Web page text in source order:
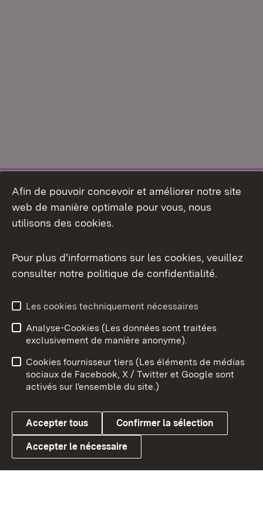
Aperçu des thèmes
Link zum Landesportal
Conseils d'utilisation
Confidentialité
Cookies
Afin de pouvoir concevoir et améliorer notre site
web de manière optimale pour vous, nous
utilisons des cookies.
Pour plus d'informations sur les cookies, veuillez
consulter notre politique de confidentialité.
Les cookies techniquement nécessaires
Analyse-Cookies (Les données sont traitées
exclusivement de manière anonyme).
Cookies fournisseur tiers (Les éléments de médias
sociaux de Facebook, X / Twitter et Google sont
activés sur l'ensemble du site.)
Accepter tous Confirmer la sélection
Accepter le nécessaire